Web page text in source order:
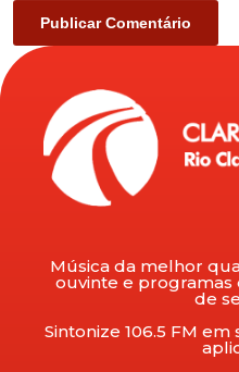
Música da melhor
ouvinte e programas
de
Sintonize 106.5 FM